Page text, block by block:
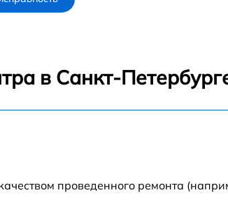
в Санкт-
проведенного ремонта